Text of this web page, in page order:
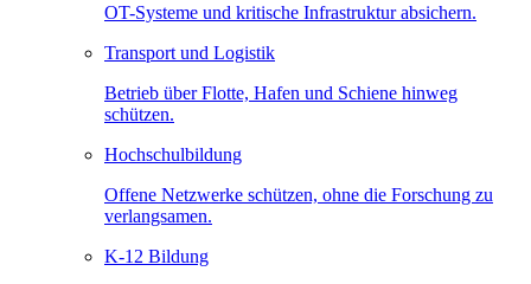
OT-Systeme und kritische Infrastruktur absichern.
Transport und Logistik
Betrieb über Flotte, Hafen und Schiene hinweg
schützen.
Hochschulbildung
Offene Netzwerke schützen, ohne die Forschung zu
verlangsamen.
K-12 Bildung